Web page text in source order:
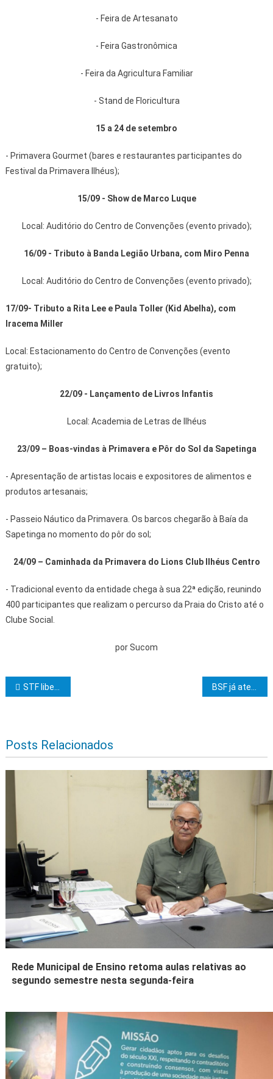
- Feira de Artesanato
- Feira Gastronômica
- Feira da Agricultura Familiar
- Stand de Floricultura
15 a 24 de setembro
- Primavera Gourmet (bares e restaurantes participantes do
Festival da Primavera Ilhéus);
15/09 - Show de Marco Luque
Local: Auditório do Centro de Convenções (evento privado);
16/09 - Tributo à Banda Legião Urbana, com Miro Penna
Local: Auditório do Centro de Convenções (evento privado);
17/09- Tributo a Rita Lee e Paula Toller (Kid Abelha), com
Iracema Miller
Local: Estacionamento do Centro de Convenções (evento
gratuito);
22/09 - Lançamento de Livros Infantis
Local: Academia de Letras de Ilhéus
23/09 – Boas-vindas à Primavera e Pôr do Sol da Sapetinga
- Apresentação de artistas locais e expositores de alimentos e
produtos artesanais;
- Passeio Náutico da Primavera. Os barcos chegarão à Baía da
Sapetinga no momento do pôr do sol;
24/09 – Caminhada da Primavera do Lions Club Ilhéus Centro
- Tradicional evento da entidade chega à sua 22ª edição, reunindo
400 participantes que realizam o percurso da Praia do Cristo até o
Clube Social.
por Sucom
Navegação de Post
STF libera empréstimo consignado a beneficiários de programas sociais
Posts Relacionados
Rede Municipal de Ensino retoma aulas relativas ao
segundo semestre nesta segunda-feira